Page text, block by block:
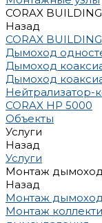
CORAX BUILDING
Назад
CORAX BUILDING
Дымоход
Дымоход
Дымоход
Нейтрализатор-
CORAX HP 5000
Объекты
Услуги
Назад
Услуги
Монтаж
Назад
Монтаж
Монтаж